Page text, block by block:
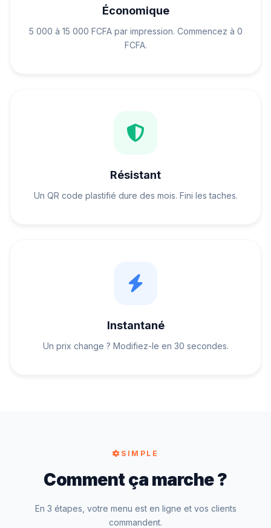
Économique
5 000 à 15 000 FCFA par impression. Commencez à 0
FCFA.
Résistant
Un QR code plastifié dure des mois. Fini les taches.
Instantané
Un prix change ? Modifiez-le en 30 secondes.
SIMPLE
Comment ça marche ?
En 3 étapes, votre menu est en ligne et vos clients
commandent.